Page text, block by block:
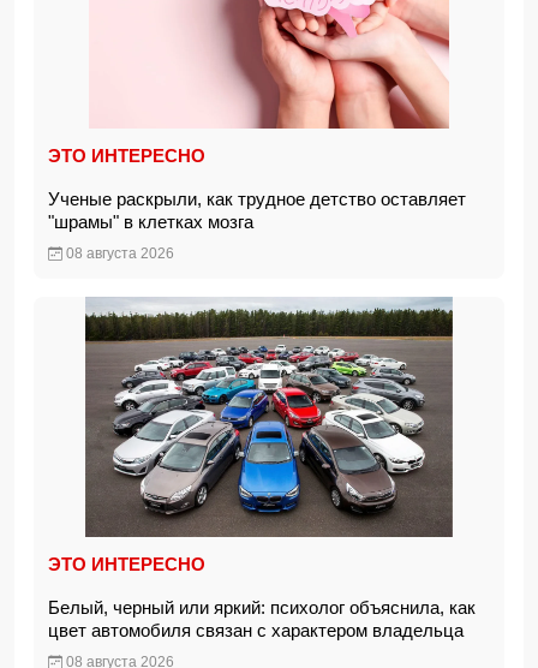
ЭТО ИНТЕРЕСНО
Ученые раскрыли, как трудное детство оставляет
"шрамы" в клетках мозга
08 августа 2026
ЭТО ИНТЕРЕСНО
Белый, черный или яркий: психолог объяснила, как
цвет автомобиля связан с характером владельца
08 августа 2026